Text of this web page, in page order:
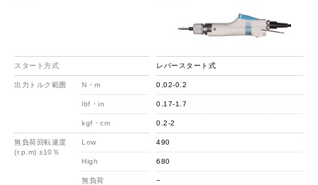
スタート方式
出力トルク範囲 N・m
lbf・in
kgf・cm
無負荷回転速度
(r.p.m) ±10％
Low
High
無負荷
レバースタート式
0.02-0.2
0.17-1.7
0.2-2
490
680
−